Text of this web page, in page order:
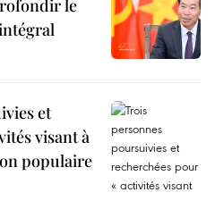
le
et
visant à
populaire